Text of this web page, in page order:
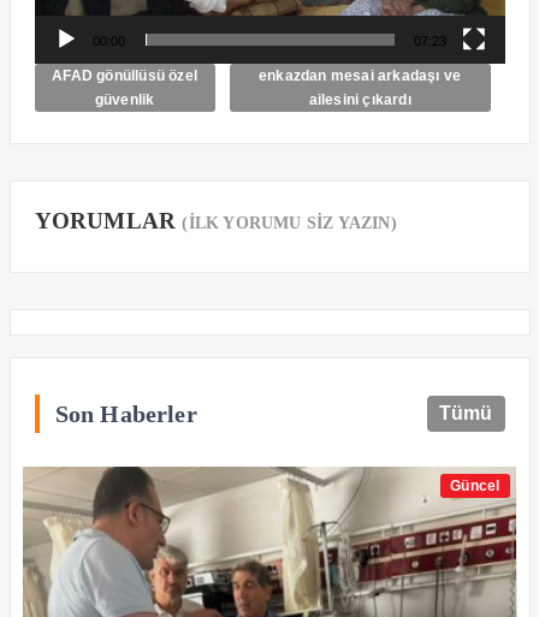
00:00 07:23
AFAD gönüllüsü özel
güvenlik
enkazdan mesai arkadaşı ve
ailesini çıkardı
YORUMLAR(İLK YORUMU SİZ YAZIN)
Son Haberler Tümü
Güncel